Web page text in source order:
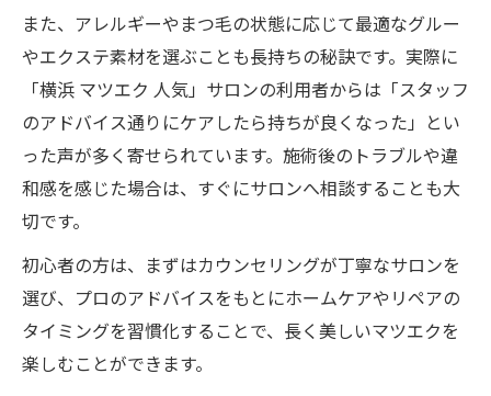
また、アレルギーやまつ毛の状態に応じて最適なグルー
やエクステ素材を選ぶことも長持ちの秘訣です。実際に
「横浜 マツエク 人気」サロンの利用者からは「スタッフ
のアドバイス通りにケアしたら持ちが良くなった」とい
った声が多く寄せられています。施術後のトラブルや違
和感を感じた場合は、すぐにサロンへ相談することも大
切です。
初心者の方は、まずはカウンセリングが丁寧なサロンを
選び、プロのアドバイスをもとにホームケアやリペアの
タイミングを習慣化することで、長く美しいマツエクを
楽しむことができます。